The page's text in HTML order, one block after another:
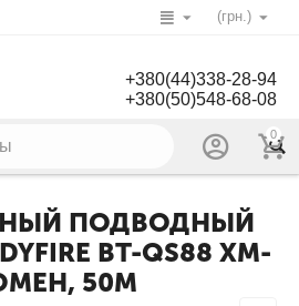
(грн.)
+380(44)338-28-94
+380(50)548-68-08
0
ПОДВОДНЫЙ
BT-QS88 XM-
50М